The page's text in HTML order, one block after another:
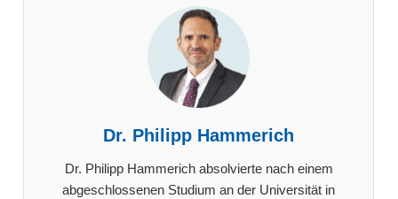
Dr. Philipp Hammerich
Dr. Philipp Hammerich absolvierte nach einem
abgeschlossenen Studium an der Universität in